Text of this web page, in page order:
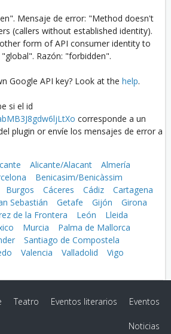
Mensaje de error: "Method doesn't
(callers without established identity).
form of API consumer identity to
Razón: "forbidden".
Google API key? Look at the help.
si el id
corresponde a un
plugin or envíe los mensajes de error a
Alicante/Alacant
Almería
Benicasim/Benicàssim
Burgos Cáceres Cádiz
Cartagena
Sebastián Getafe Gijón
Girona
de la Frontera León
Lleida
Murcia
Palma de Mallorca
Santiago de Compostela
Valencia Valladolid
Vigo
Eventos
Eventos literarios
Teatro
Noticias